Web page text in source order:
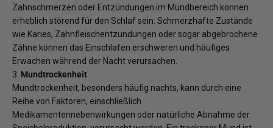
Zahnschmerzen oder Entzündungen im Mundbereich können
erheblich störend für den Schlaf sein. Schmerzhafte Zustände
wie Karies, Zahnfleischentzündungen oder sogar abgebrochene
Zähne können das Einschlafen erschweren und häufiges
Erwachen während der Nacht verursachen.
3. Mundtrockenheit
Mundtrockenheit, besonders häufig nachts, kann durch eine
Reihe von Faktoren, einschließlich
Medikamentennebenwirkungen oder natürliche Abnahme der